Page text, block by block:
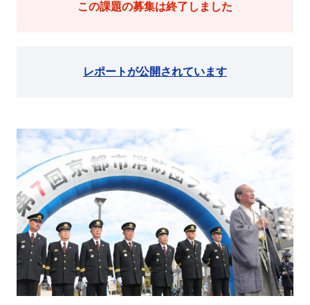
この課題の募集は終了しました
レポートが公開されています